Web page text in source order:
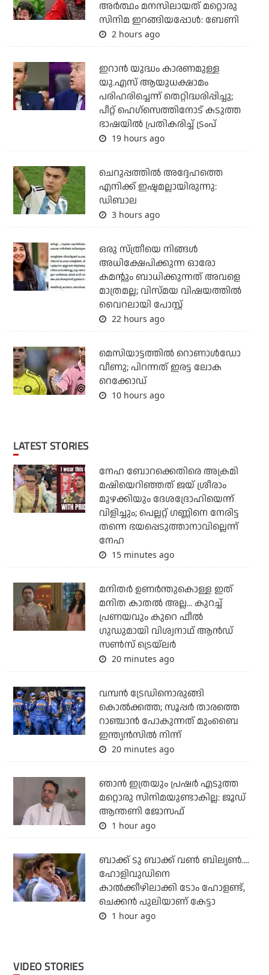
അർത്ഥം മനസിലായത് മറ്റൊരു
സിനിമ ഇറങ്ങിയപ്പോൾ: ബേണി
2 hours ago
ഇറാന്‍ യുദ്ധം കാരണമുള്ള
യു.എസ് ആയുധക്ഷാമം
പരിഹരിച്ചെന്ന് തെറ്റിദ്ധരിപ്പിച്ചു;
പീറ്റ് ഹെഗ്‌സെത്തിനോട് കടുത്ത
ഭാഷയില്‍ പ്രതികരിച്ച് ട്രംപ്
19 hours ago
ചെറുപ്പത്തില്‍ അദ്ദേഹത്തെ
എനിക്ക് ഇഷ്ടമല്ലായിരുന്നു:
ഡിബാല
3 hours ago
ഒരു സ്ത്രീയെ നിങ്ങള്‍
അധിക്ഷേപിക്കുന്ന ഓരോ
കമന്റും ബാധിക്കുന്നത് അവളെ
മാത്രമല്ല; വിസ്മയ വിഷയത്തില്‍
വൈറലായി പോസ്റ്റ്
22 hours ago
മെസിയാട്ടത്തില്‍ റൊണാള്‍ഡോ
വീണു; പിറന്നത് ഇരട്ട ലോക
റെക്കോഡ്
10 hours ago
LATEST STORIES
നേഹ ബോറക്കെതിരെ അക്രമി
മഷിയെറിഞ്ഞത് ജയ് ശ്രീരാം
മുഴക്കിയും ദേശദ്രോഹിയെന്ന്
വിളിച്ചും; പെല്ലറ്റ് ഗണ്ണിനെ നേരിട്ട
തന്നെ ഭയപ്പെടുത്താനാവില്ലെന്ന്
നേഹ
15 minutes ago
മനിതര്‍ ഉണര്‍ന്തുകൊള്ള ഇത്
മനിത കാതല്‍ അല്ല... കുറച്ച്
പ്രണയവും കുറെ ഫീല്‍
ഗുഡുമായി വിശ്വനാഥ് ആന്‍ഡ്
സണ്‍സ് ട്രെയ്‌ലര്‍
20 minutes ago
വമ്പന്‍ ട്രേഡിനൊരുങ്ങി
കൊല്‍ക്കത്ത; സൂപ്പര്‍ താരത്തെ
റാഞ്ചാന്‍ പോകുന്നത് മുംബൈ
ഇന്ത്യന്‍സില്‍ നിന്ന്
20 minutes ago
ഞാന്‍ ഇത്രയും പ്രഷര്‍ എടുത്ത
മറ്റൊരു സിനിമയുണ്ടാകില്ല: ജൂഡ്
ആന്തണി ജോസഫ്
1 hour ago
ബാക്ക് ടു ബാക്ക് വണ്‍ ബില്യണ്‍....
ഹോളിവുഡിനെ
കാല്‍ക്കീഴിലാക്കി ടോം ഹോളണ്ട്,
ചെക്കന്‍ പുലിയാണ് കേട്ടാ
1 hour ago
VIDEO STORIES